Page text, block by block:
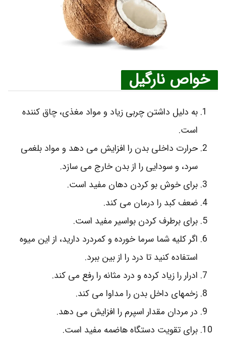
خواص نارگیل
به دلیل داشتن چربی زیاد و مواد مغذی، چاق کننده
است.
حرارت داخلی بدن را افزایش می‌ دهد و مواد بلغمی
سرد، و سودایی را از بدن خارج می‌ سازد.
برای خوش بو کردن دهان مفید است.
ضعف کبد را درمان می‌ کند.
برای برطرف کردن بواسیر مفید است.
اگر کلیه‌ شما سرما خورده و کمردرد دارید، از این میوه
استفاده کنید تا درد را از بین ببرد.
ادرار را زیاد کرده و درد مثانه را رفع می کند.
زخمهای داخل بدن را مداوا می‌ کند.
در مردان مقدار اسپرم را افزایش می‌ دهد.
برای تقویت دستگاه هاضمه مفید است.